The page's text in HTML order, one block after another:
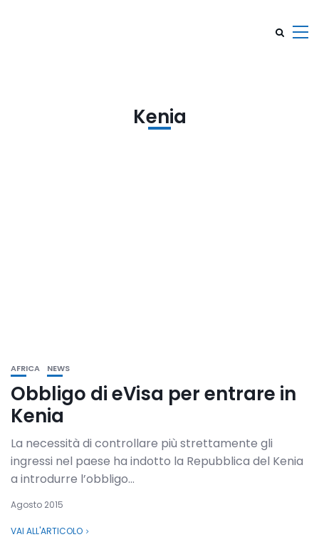
Kenia
AFRICA NEWS
Obbligo di eVisa per entrare in
Kenia
La necessità di controllare più strettamente gli
ingressi nel paese ha indotto la Repubblica del Kenia
a introdurre l’obbligo...
Agosto 2015
VAI ALL'ARTICOLO